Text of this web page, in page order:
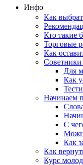
Инфо
Как
Кто такие
Торговые
Как
Для
Как
Начинаем
С
Как
Как
Курс